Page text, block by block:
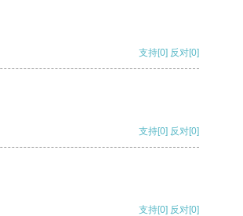
支持[0] 反对[0]
支持[0] 反对[0]
支持[0] 反对[0]